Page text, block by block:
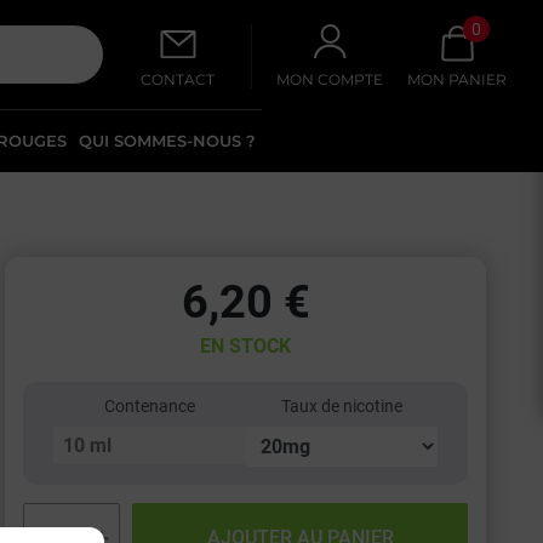
CONTACT
QUI SOMMES-NOUS ?
MON COMPTE
0
MON PANIER
6,20 €
EN STOCK
Contenance Taux de nicotine
AJOUTER AU PANIER